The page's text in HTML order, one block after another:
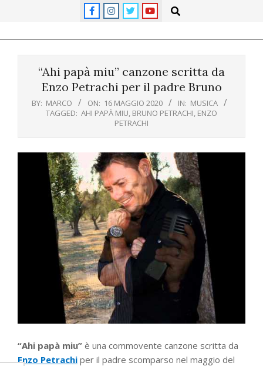
Search
“Ahi papà miu” canzone scritta da
Enzo Petrachi per il padre Bruno
BY: MARCO ON: 16 MAGGIO 2020 IN: MUSICA
TAGGED: AHI PAPÀ MIU, BRUNO PETRACHI, ENZO
PETRACHI
“Ahi papà miu” è una commovente canzone scritta da
Enzo Petrachi per il padre scomparso nel maggio del